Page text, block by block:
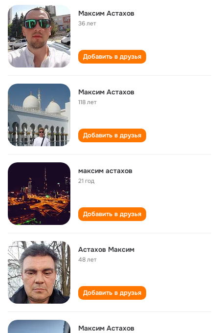
Максим Астахов
36 лет
Добавить в друзья
Максим Астахов
118 лет
Добавить в друзья
максим астахов
21 год
Добавить в друзья
Астахов Максим
48 лет
Добавить в друзья
Максим Астахов